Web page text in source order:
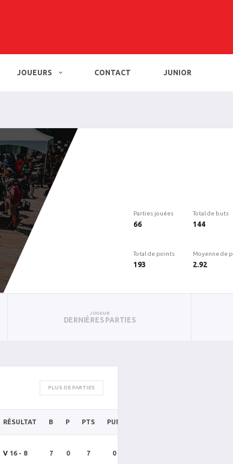
JOUEURS CONTACT JUNIOR
Parties jouées
66
Total de buts
144
Total de points
193
Moyenne de
2.92
JOUEUR
DERNIÈRES PARTIES
PLUS DE PARTIES
RÉSULTAT B P PTS PUN
V 16 - 8 7 0 7 0